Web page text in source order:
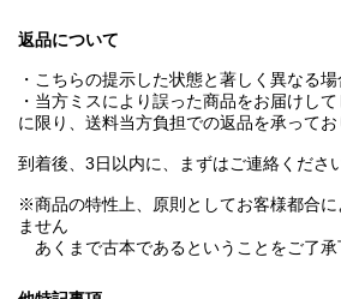
返品について
・こちらの提示した状態と著しく異なる場
・当方ミスにより誤った商品をお届けし
に限り、送料当方負担での返品を承ってお
到着後、3日以内に、まずはご連絡くださ
※商品の特性上、原則としてお客様都合に
ません
あくまで古本であるということをご了承